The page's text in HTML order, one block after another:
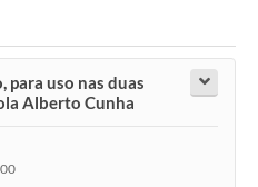
uso nas duas
Alberto Cunha